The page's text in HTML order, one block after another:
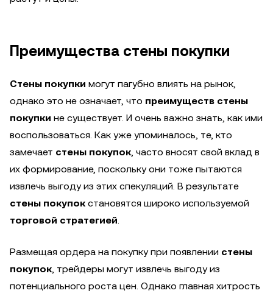
Преимущества стены покупки
Стены покупки могут пагубно влиять на рынок,
однако это не означает, что преимуществ стены
покупки не существует. И очень важно знать, как ими
воспользоваться. Как уже упоминалось, те, кто
замечает стены покупок , часто вносят свой вклад в
их формирование, поскольку они тоже пытаются
извлечь выгоду из этих спекуляций. В результате
стены покупок становятся широко используемой
торговой стратегией
Размещая ордера на покупку при появлении стены
покупок , трейдеры могут извлечь выгоду из
потенциального роста цен. Однако главная хитрость